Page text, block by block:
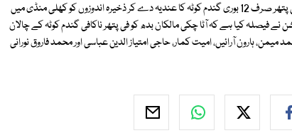
انھوں نے کہا کہ سندھ حکومت نے ماہ اگست میں آٹا چکیوں کو فی پتھر صرف 12 بوری گندم کوٹہ کا عندیہ دے کر ذخیرہ اندوزوں کو کھلی منڈی میں
نے فیصلہ کیا ہے کہ آٹا چکی مالکان بدھ کو فی پتھر ناکافی گندم کوٹہ کے چالان
ہارون آرائیں، امیت کمار، حاجی امتیاز الدین عباسی اور محمد فاروق نورانی